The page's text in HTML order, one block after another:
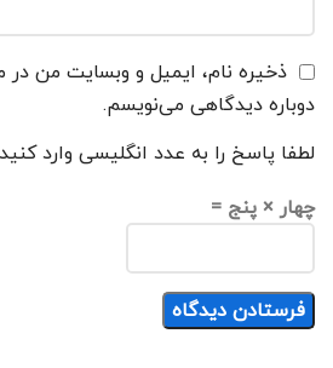
ذخیره نام، ایمیل و وبسایت من در
دوباره دیدگاهی می‌نویسم.
لطفا پاسخ را به عدد انگلیسی وارد
چهار × پنج =